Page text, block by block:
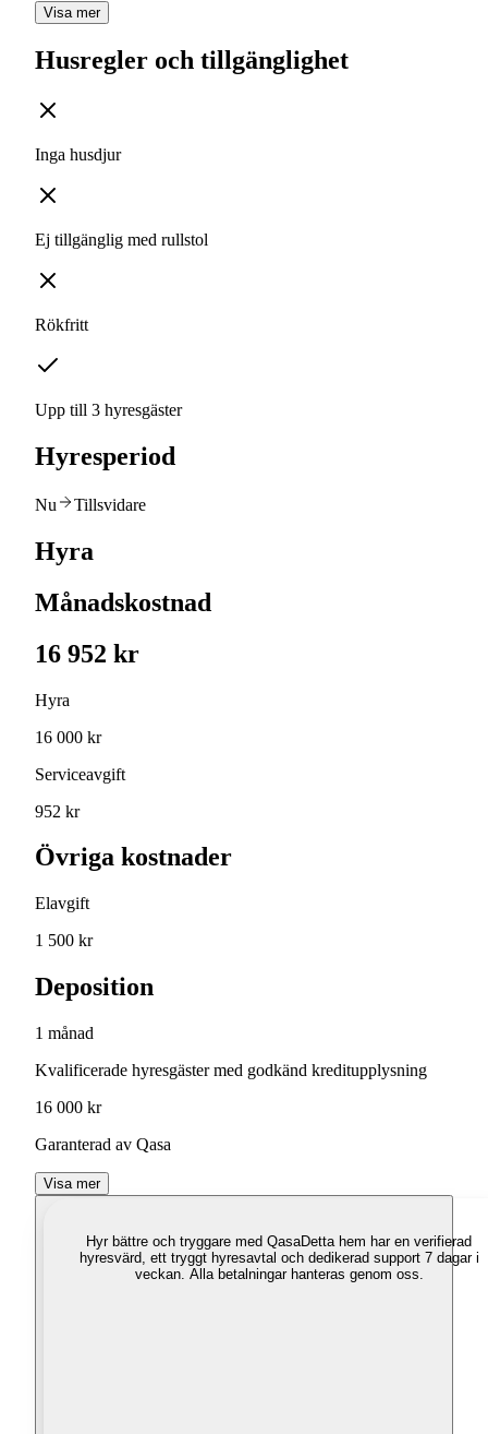
Visa mer
Husregler och tillgänglighet
Inga husdjur
Ej tillgänglig med rullstol
Rökfritt
Upp till 3 hyresgäster
Hyresperiod
Nu Tillsvidare
Hyra
Månadskostnad
16 952 kr
Hyra
16 000 kr
Serviceavgift
952 kr
Övriga kostnader
Elavgift
1 500 kr
Deposition
1 månad
Kvalificerade hyresgäster med godkänd kreditupplysning
16 000 kr
Garanterad av Qasa
Visa mer
Hyr bättre och tryggare med QasaDetta hem har en verifierad
hyresvärd, ett tryggt hyresavtal och dedikerad support 7 dagar i
veckan. Alla betalningar hanteras genom oss.